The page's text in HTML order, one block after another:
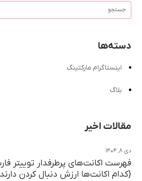
دسته‌ها
اینستاگرام مارکتینگ
بلاگ
مقالات اخیر
دی ۸, ۱۴۰۴
فهرست اکانت‌های پرطرفدار توییتر
{کدام اکانت‌ها ارزش دنبال کردن